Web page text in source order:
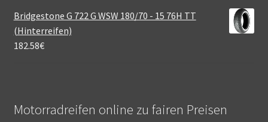
Bridgestone G 722 G WSW 180/70 - 15 76H TT
(Hinterreifen)
182.58€
Motorradreifen online zu fairen Preisen